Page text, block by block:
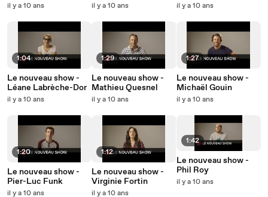
il y a 10 ans
1:04
Le nouveau show -
Léane Labrèche-Dor
il y a 10 ans
1:20
Le nouveau show -
Pier-Luc Funk
il y a 10 ans
il y a 10 ans
1:29
Le nouveau show -
Mathieu Quesnel
il y a 10 ans
1:12
Le nouveau show -
Virginie Fortin
il y a 10 ans
il y a 10 ans
1:27
Le nouveau show -
Michaël Gouin
il y a 10 ans
1:42
Le nouveau show -
Phil Roy
il y a 10 ans